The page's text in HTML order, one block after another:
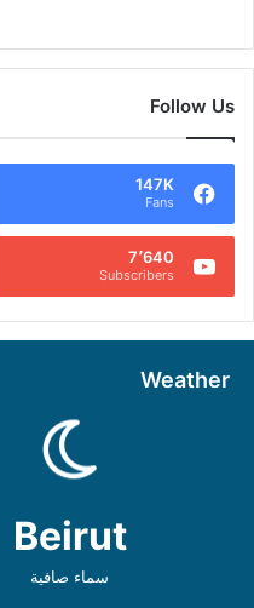
Follow Us
147K
Fans
7٬640
Subscribers
Weather
Beirut
سماء صافية